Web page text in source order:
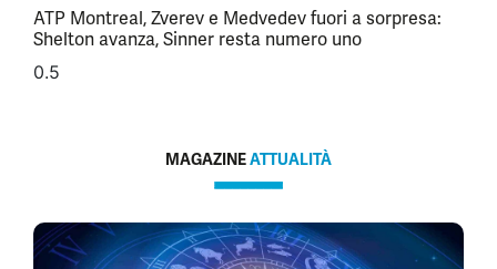
ATP Montreal, Zverev e Medvedev fuori a sorpresa:
Shelton avanza, Sinner resta numero uno
MAGAZINEATTUALITÀ